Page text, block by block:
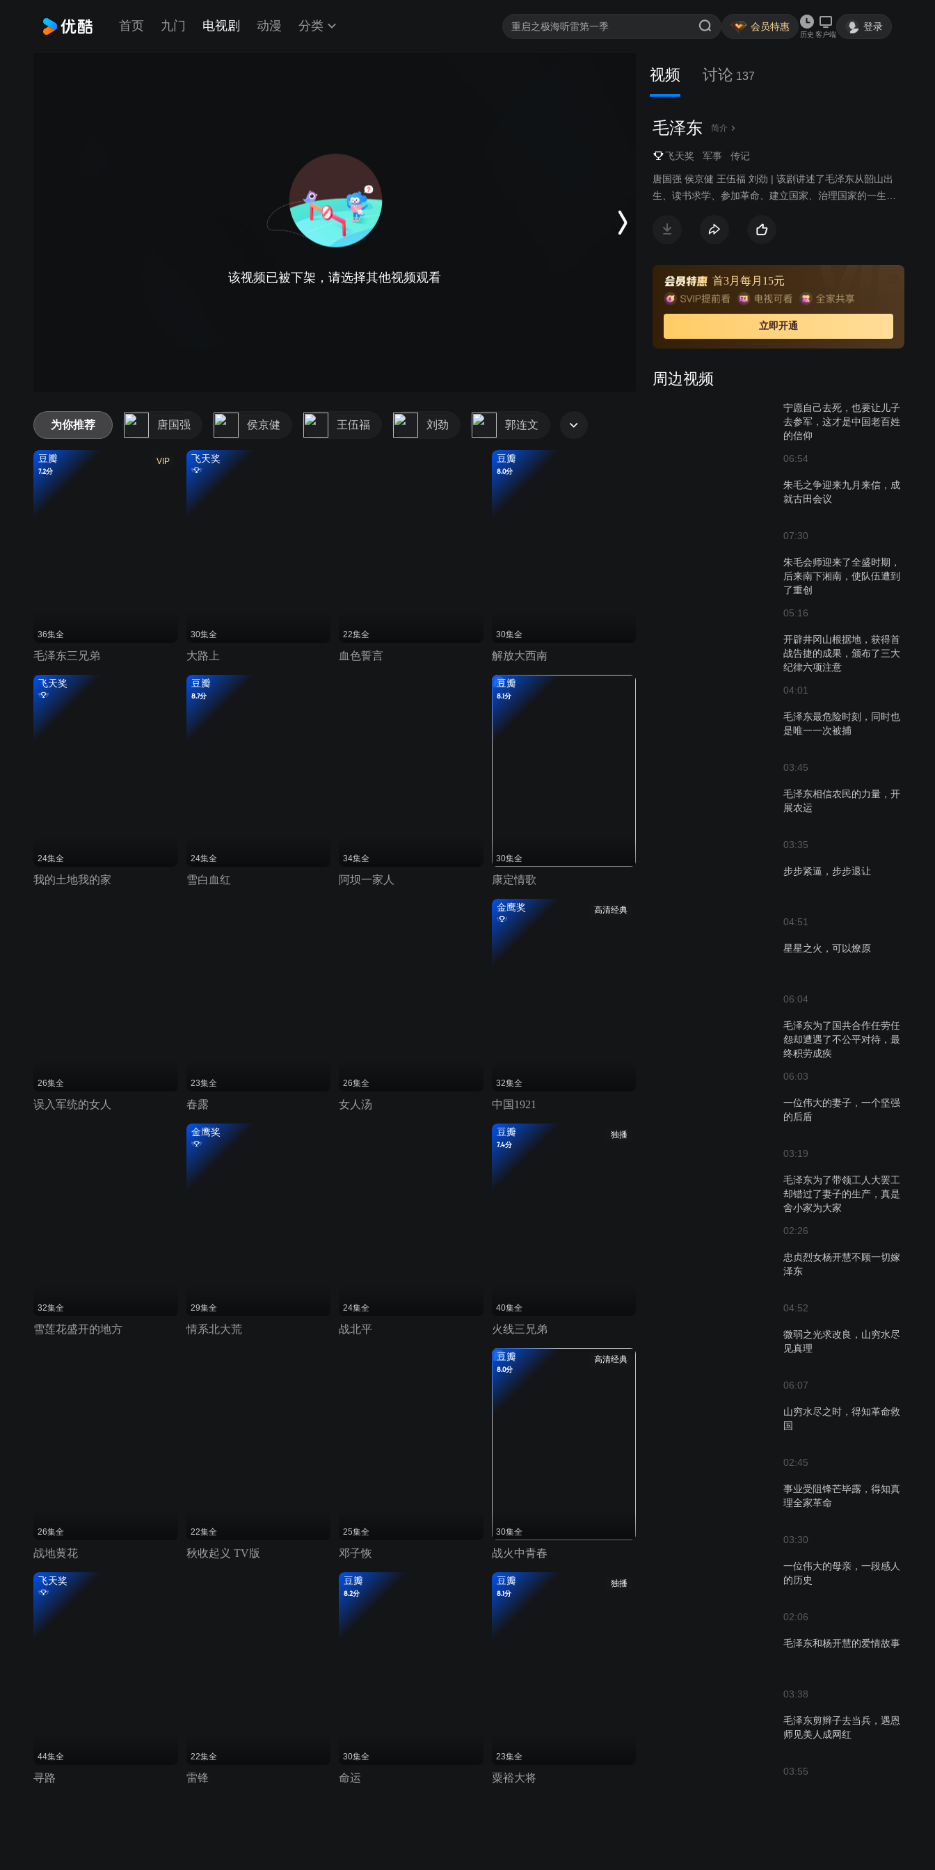
首页 九门 电视剧 动漫 分类 会员特惠
历史 客户端
登录
该视频已被下架，请选择其他视频观看
视频 讨论 137
毛泽东 简介
飞天奖 军事 传记
唐国强 侯京健 王伍福 刘劲 | 该剧讲述了毛泽东从韶山出
生、读书求学、参加革命、建立国家、治理国家的一生波
首3月每月15元
立即开通
周边视频
宁愿自己去死，也要让儿子
去参军，这才是中国老百姓
的信仰
06:54
朱毛之争迎来九月来信，成
就古田会议
07:30
朱毛会师迎来了全盛时期，
后来南下湘南，使队伍遭到
了重创
05:16
开辟井冈山根据地，获得首
战告捷的成果，颁布了三大
纪律六项注意
04:01
毛泽东最危险时刻，同时也
是唯一一次被捕
03:45
毛泽东相信农民的力量，开
展农运
03:35
步步紧逼，步步退让
04:51
星星之火，可以燎原
06:04
毛泽东为了国共合作任劳任
怨却遭遇了不公平对待，最
终积劳成疾
06:03
一位伟大的妻子，一个坚强
的后盾
03:19
毛泽东为了带领工人大罢工
却错过了妻子的生产，真是
舍小家为大家
02:26
忠贞烈女杨开慧不顾一切嫁
泽东
04:52
微弱之光求改良，山穷水尽
见真理
06:07
山穷水尽之时，得知革命救
国
02:45
事业受阻锋芒毕露，得知真
理全家革命
03:30
一位伟大的母亲，一段感人
的历史
02:06
毛泽东和杨开慧的爱情故事
03:38
毛泽东剪辫子去当兵，遇恩
师见美人成网红
03:55
为你推荐 唐国强 侯京健 王伍福 刘劲 郭连文
VIP
豆瓣
7.2分
36集全
毛泽东三兄弟
飞天奖
30集全
大路上
22集全
血色誓言
豆瓣
8.0分
30集全
解放大西南
飞天奖
24集全
我的土地我的家
豆瓣
8.7分
24集全
雪白血红
34集全
阿坝一家人
豆瓣
8.1分
30集全
康定情歌
26集全
误入军统的女人
23集全
春露
26集全
女人汤
高清经典
金鹰奖
32集全
中国1921
32集全
雪莲花盛开的地方
金鹰奖
29集全
情系北大荒
24集全
战北平
独播
豆瓣
7.4分
40集全
火线三兄弟
26集全
战地黄花
22集全
秋收起义 TV版
25集全
邓子恢
高清经典
豆瓣
8.0分
30集全
战火中青春
飞天奖
44集全
寻路
22集全
雷锋
豆瓣
8.2分
30集全
命运
独播
豆瓣
8.1分
23集全
粟裕大将